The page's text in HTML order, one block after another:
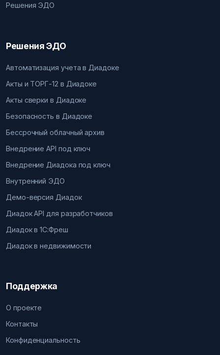
Решения ЭДО
Решения ЭДО
Автоматизация учета в Диадоке
Акты и ТОРГ-12 в Диадоке
Акты сверки в Диадоке
Безопасность в Диадоке
Бессрочный облачный архив
Внедрение API под ключ
Внедрение Диадока под ключ
Внутренний ЭДО
Демо-версия Диадок
Диадок API для разработчиков
Диадок в 1С:Фреш
Диадок в недвижимости
Поддержка
О проекте
Контакты
Конфиденциальность